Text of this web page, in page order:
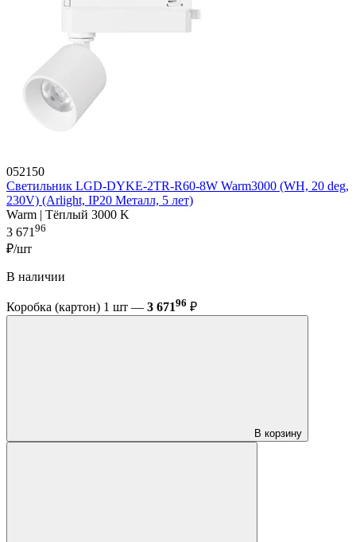
052150
Светильник LGD-DYKE-2TR-R60-8W Warm3000 (WH, 20 deg,
230V) (Arlight, IP20 Металл, 5 лет)
Warm | Тёплый 3000 K
3 671 96
₽/шт
В наличии
Коробка (картон) 1 шт — 3 67196 ₽
В корзину